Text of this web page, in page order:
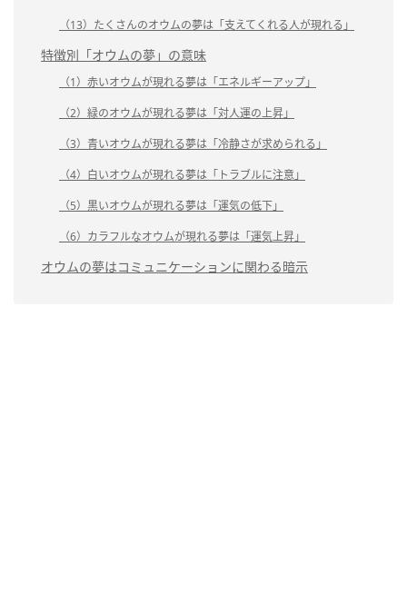
（13）たくさんのオウムの夢は「支えてくれる人が現れる」
特徴別「オウムの夢」の意味
（1）赤いオウムが現れる夢は「エネルギーアップ」
（2）緑のオウムが現れる夢は「対人運の上昇」
（3）青いオウムが現れる夢は「冷静さが求められる」
（4）白いオウムが現れる夢は「トラブルに注意」
（5）黒いオウムが現れる夢は「運気の低下」
（6）カラフルなオウムが現れる夢は「運気上昇」
オウムの夢はコミュニケーションに関わる暗示